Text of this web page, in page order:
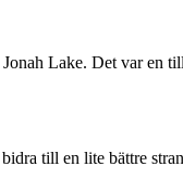
Lake. Det var en
till en lite bättre